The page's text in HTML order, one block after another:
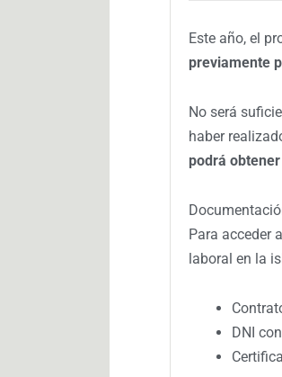
Este año, el
previamente
No será
haber
podrá
Para acceder
laboral en la
DNI